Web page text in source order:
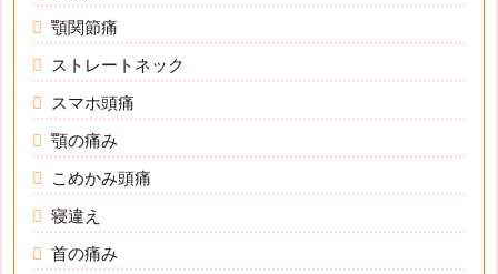
顎関節痛
ストレートネック
スマホ頭痛
顎の痛み
こめかみ頭痛
寝違え
首の痛み